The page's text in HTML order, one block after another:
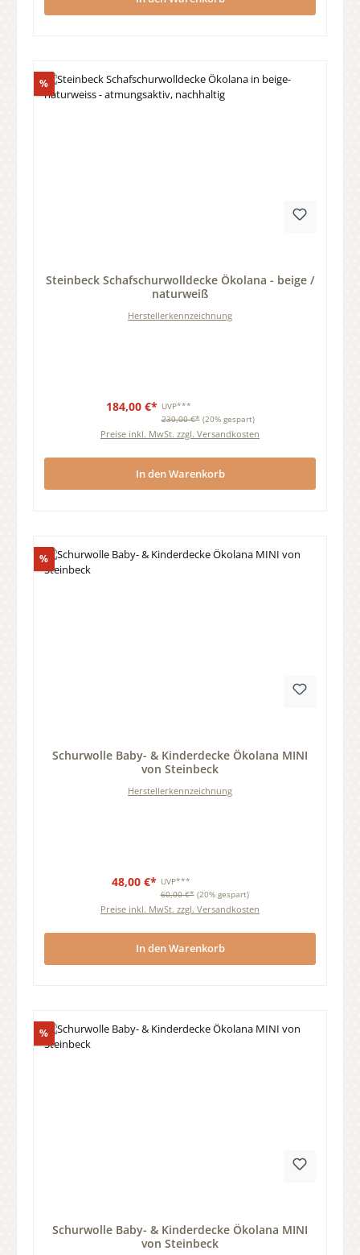
%Rabatt
Steinbeck Schafschurwolldecke Ökolana - beige /
naturweiß
Herstellerkennzeichnung
184,00 €* UVP***
230,00 €* (20% gespart)
Preise inkl. MwSt. zzgl. Versandkosten
In den Warenkorb
%Rabatt
Schurwolle Baby- & Kinderdecke Ökolana MINI
von Steinbeck
Herstellerkennzeichnung
48,00 €* UVP***
60,00 €* (20% gespart)
Preise inkl. MwSt. zzgl. Versandkosten
In den Warenkorb
%Rabatt
Schurwolle Baby- & Kinderdecke Ökolana MINI
von Steinbeck